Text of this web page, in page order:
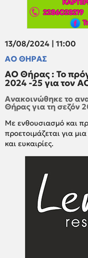
13/08/2024 | 11:00
ΑΟ ΘΗΡΑΣ
ΑΟ Θήρας : Το
2024 -25 για τον
Ανακοινώθηκε το
Θήρας για τη σεζόν
Με ενθουσιασμό και
προετοιμάζεται για
και ευκαιρίες.